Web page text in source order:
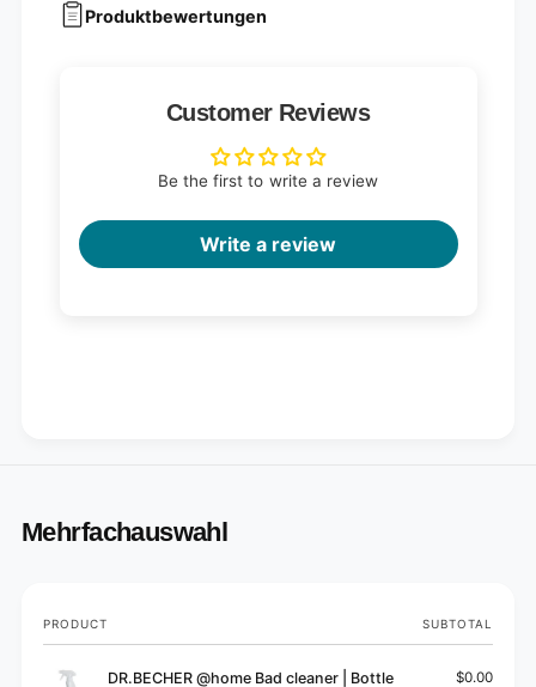
Produktbewertungen
Customer Reviews
Be the first to write a review
Write a review
Mehrfachauswahl
Your
cart
PRODUCT SUBTOTAL
DR.BECHER @home Bad cleaner | Bottle
$0.00